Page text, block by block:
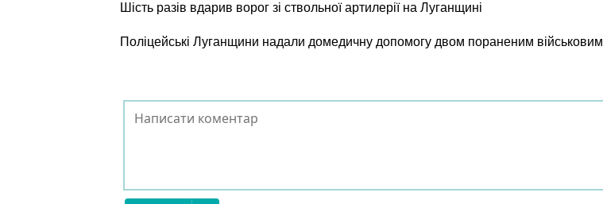
Шість разів вдарив ворог зі ствольної артилерії на Луганщині
Поліцейські Луганщини надали домедичну допомогу двом пораненим військовим